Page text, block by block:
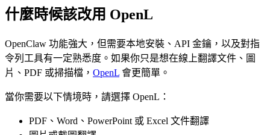
什麼時候該改用 OpenL
OpenClaw 功能強大，但需要本地安裝、API 金鑰，以及對指
令列工具有一定熟悉度。如果你只是想在線上翻譯文件、圖
片、PDF 或掃描檔， OpenL 會更簡單。
當你需要以下情境時，請選擇 OpenL：
PDF、Word、PowerPoint 或 Excel 文件翻譯